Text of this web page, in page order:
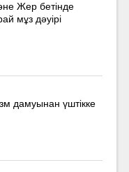
Жер бетінде
мұз дәуірі
дамуынан үштікке